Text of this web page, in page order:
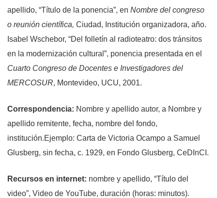
apellido, “Título de la ponencia”, en Nombre del congreso
o reunión científica, Ciudad, Institución organizadora, año.
Isabel Wschebor, “Del folletín al radioteatro: dos tránsitos
en la modernización cultural”, ponencia presentada en el
Cuarto Congreso de Docentes e Investigadores del
MERCOSUR, Montevideo, UCU, 2001.
Correspondencia: Nombre y apellido autor, a Nombre y
apellido remitente, fecha, nombre del fondo,
institución.Ejemplo: Carta de Victoria Ocampo a Samuel
Glusberg, sin fecha, c. 1929, en Fondo Glusberg, CeDInCI.
Recursos en internet: nombre y apellido, “Título del
video”, Video de YouTube, duración (horas: minutos).